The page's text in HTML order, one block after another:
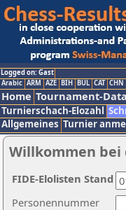
Logged on: Gast
Arabic ARM AZE BIH BUL CAT CHN
Home Tournament-
Turnierschach-Elozahl
Allgemeines Turnier
Willkommen bei
Personennummer
FIDE-Elolisten Stand